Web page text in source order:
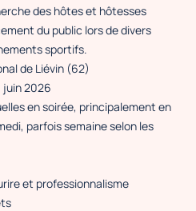
des hôtes et hôtesses
du public lors de divers
sportifs.
de Liévin (62)
juin 2026
en soirée, principalement en
parfois semaine selon les
et professionnalisme